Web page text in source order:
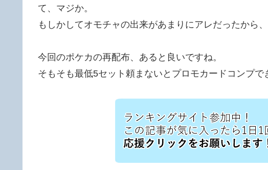
て、マジか。
もしかしてオモチャの出来があまりにアレだったから
今回のポケカの再配布、あると良いですね。
そもそも最低5セット頼まないとプロモカードコンプ